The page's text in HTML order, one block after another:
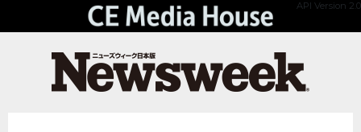
API Version 2.0